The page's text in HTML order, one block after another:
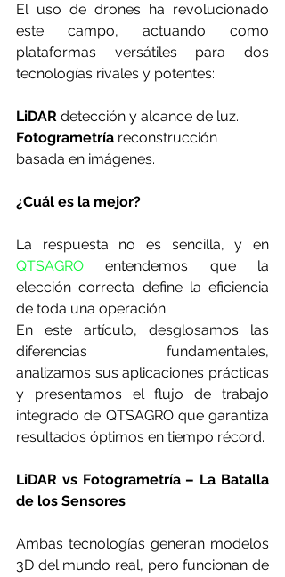
El uso de drones ha revolucionado
este campo, actuando como
plataformas versátiles para dos
tecnologías rivales y potentes:
LiDAR detección y alcance de luz.
Fotogrametría reconstrucción
basada en imágenes.
¿Cuál es la mejor?
QTSAGRO entendemos que la
elección correcta define la eficiencia
de toda una operación.
En este artículo, desglosamos las
diferencias fundamentales,
analizamos sus aplicaciones prácticas
y presentamos el flujo de trabajo
integrado de QTSAGRO que garantiza
resultados óptimos en tiempo récord.
LiDAR vs Fotogrametría – La Batalla
de los Sensores
Ambas tecnologías generan modelos
3D del mundo real, pero funcionan de